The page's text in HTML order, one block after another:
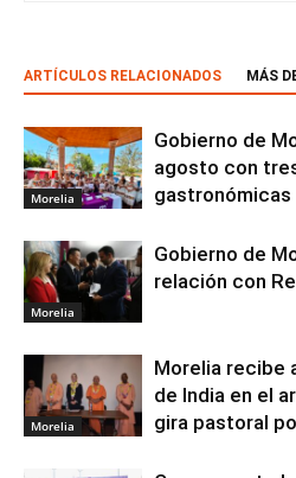
ARTÍCULOS RELACIONADOS MÁS
Morelia
Gobierno de
agosto con
gastronómicas
Morelia
Gobierno de
relación con
Morelia
Morelia recibe
de India en el
gira pastoral